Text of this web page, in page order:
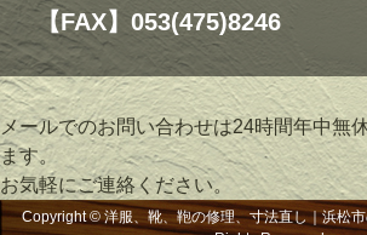
【FAX】053(475)8246
メールでのお問い合わせは24時間年中無
ます。
お気軽にご連絡ください。
Copyright © 洋服、靴、鞄の修理、寸法直し｜浜松市